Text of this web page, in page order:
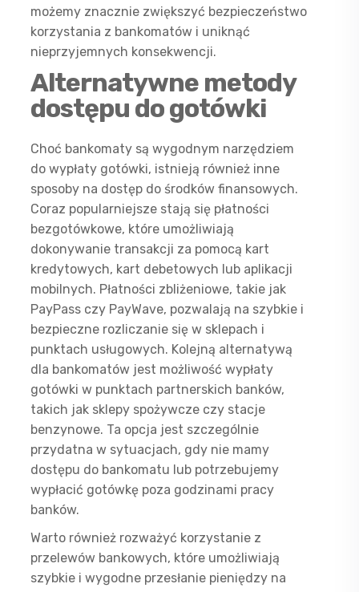
możemy znacznie zwiększyć bezpieczeństwo
korzystania z bankomatów i uniknąć
nieprzyjemnych konsekwencji.
Alternatywne metody
dostępu do gotówki
Choć bankomaty są wygodnym narzędziem
do wypłaty gotówki, istnieją również inne
sposoby na dostęp do środków finansowych.
Coraz popularniejsze stają się płatności
bezgotówkowe, które umożliwiają
dokonywanie transakcji za pomocą kart
kredytowych, kart debetowych lub aplikacji
mobilnych. Płatności zbliżeniowe, takie jak
PayPass czy PayWave, pozwalają na szybkie i
bezpieczne rozliczanie się w sklepach i
punktach usługowych. Kolejną alternatywą
dla bankomatów jest możliwość wypłaty
gotówki w punktach partnerskich banków,
takich jak sklepy spożywcze czy stacje
benzynowe. Ta opcja jest szczególnie
przydatna w sytuacjach, gdy nie mamy
dostępu do bankomatu lub potrzebujemy
wypłacić gotówkę poza godzinami pracy
banków.
Warto również rozważyć korzystanie z
przelewów bankowych, które umożliwiają
szybkie i wygodne przesłanie pieniędzy na